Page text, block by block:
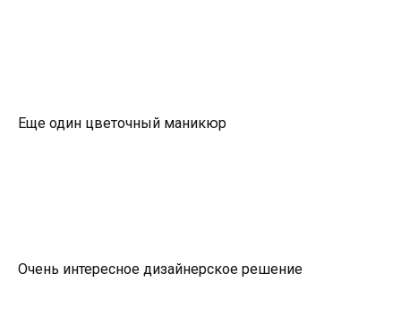
Еще один цветочный маникюр
Очень интересное дизайнерское решение